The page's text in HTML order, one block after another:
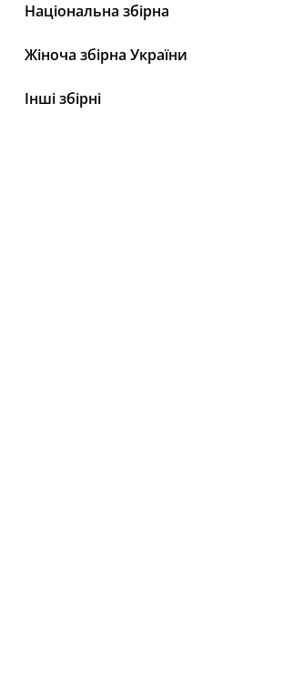
Національна збірна
Жіноча збірна України
Інші збірні